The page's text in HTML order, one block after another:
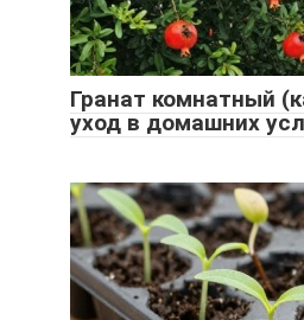
Гранат комнатный
уход в домашних